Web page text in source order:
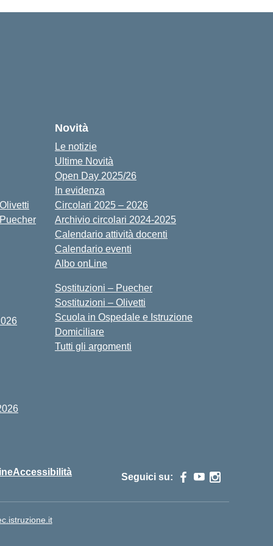
Novità
Le notizie
Ultime Novità
Open Day 2025/26
In evidenza
Circolari 2025 – 2026
Archivio circolari 2024-2025
Calendario attività docenti
Calendario eventi
Albo onLine
Sostituzioni – Puecher
Sostituzioni – Olivetti
Scuola in Ospedale e Istruzione
Domiciliare
Tutti gli argomenti
Accessibilità Seguici su: